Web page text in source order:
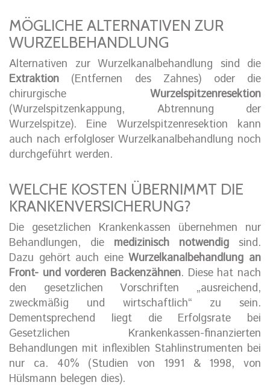
MÖGLICHE ALTERNATIVEN ZUR
WURZELBEHANDLUNG
Alternativen zur Wurzelkanalbehandlung sind die
Extraktion (Entfernen des Zahnes) oder die
chirurgische Wurzelspitzenresektion
(Wurzelspitzenkappung, Abtrennung der
Wurzelspitze). Eine Wurzelspitzenresektion kann
auch nach erfolgloser Wurzelkanalbehandlung noch
durchgeführt werden.
WELCHE KOSTEN ÜBERNIMMT DIE
KRANKENVERSICHERUNG?
Die gesetzlichen Krankenkassen übernehmen nur
Behandlungen, die medizinisch notwendig sind.
Dazu gehört auch eineWurzelkanalbehandlung an
Front- und vorderen Backenzähnen. Diese hat nach
den gesetzlichen Vorschriften „ausreichend,
zweckmäßig und wirtschaftlich“ zu sein.
Dementsprechend liegt die Erfolgsrate bei
Gesetzlichen Krankenkassen-finanzierten
Behandlungen mit inflexiblen Stahlinstrumenten bei
nur ca. 40% (Studien von 1991 & 1998, von
Hülsmann belegen dies).